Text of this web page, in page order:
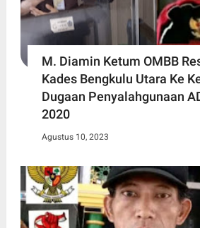
M. Diamin Ketum OMBB
Kades Bengkulu Utara Ke
Dugaan Penyalahgunaan
2020
Agustus 10, 2023